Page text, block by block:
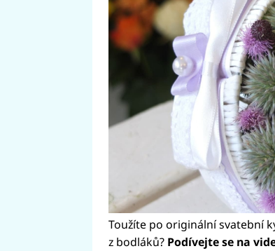
Toužíte po originální svatební
z bodláků? Podívejte se na